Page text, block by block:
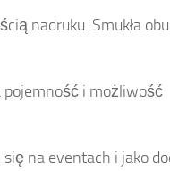
nadruku. Smukła
i możliwość
na eventach i jako